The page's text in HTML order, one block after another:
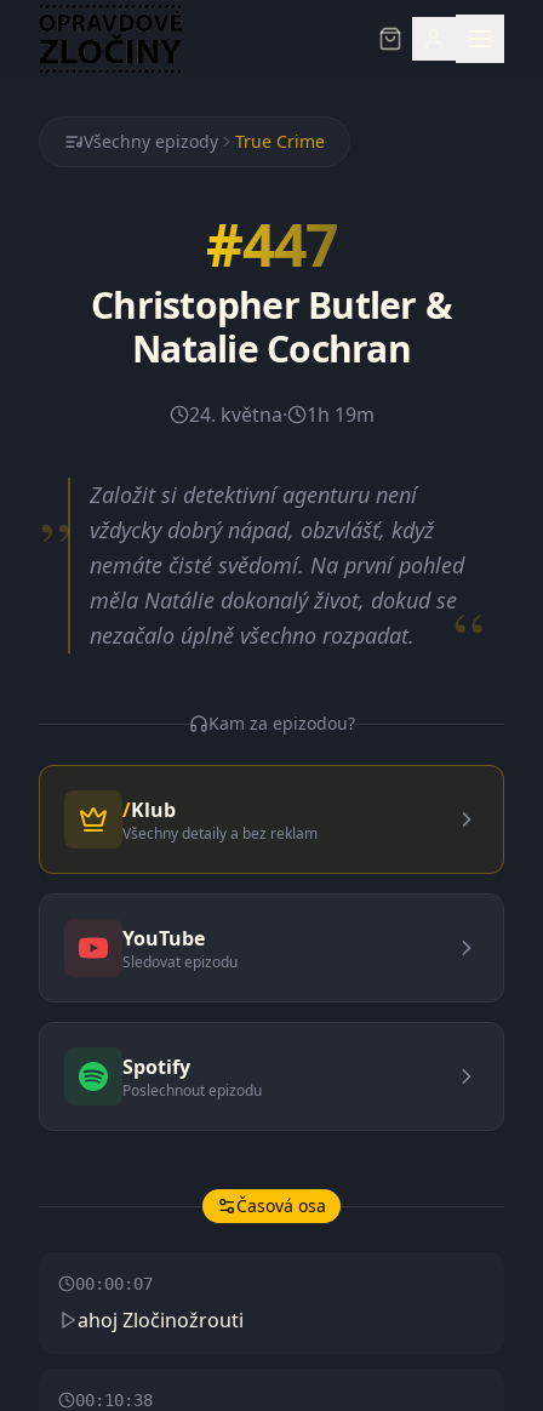
Všechny epizody True Crime
#447
Christopher Butler &
Natalie Cochran
24. května· 1h 19m
„
Založit si detektivní agenturu není
vždycky dobrý nápad, obzvlášť, když
nemáte čisté svědomí. Na první pohled
měla Natálie dokonalý život, dokud se
nezačalo úplně všechno rozpadat.
“
Kam za epizodou?
/Klub
Všechny detaily a bez reklam
YouTube
Sledovat epizodu
Spotify
Poslechnout epizodu
Časová osa
00:00:07
ahoj Zločinožrouti
00:10:38